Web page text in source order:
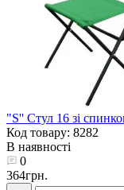
"S'' Стул 16 зі
Код товару: 8282
В наявності
0
364грн.